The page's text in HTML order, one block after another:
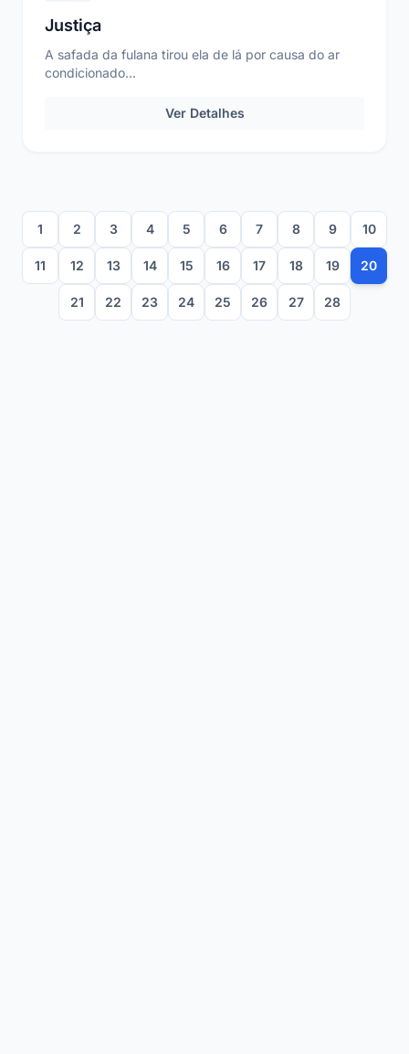
Justiça
A safada da fulana tirou ela de lá por causa do ar
condicionado...
Ver Detalhes
1 2 3 4 5 6 7 8 9 10
11 12 13 14 15 16 17 18 19 20
21 22 23 24 25 26 27 28